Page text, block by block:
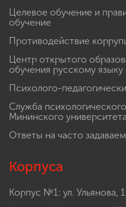
Целевое обучение и
обучение
Противодействие
Центр открытого
обучения русскому
Психолого-
Служба
Мининского университета
Ответы на часто
Корпуса
Корпус №1: ул. Ульянова, 1